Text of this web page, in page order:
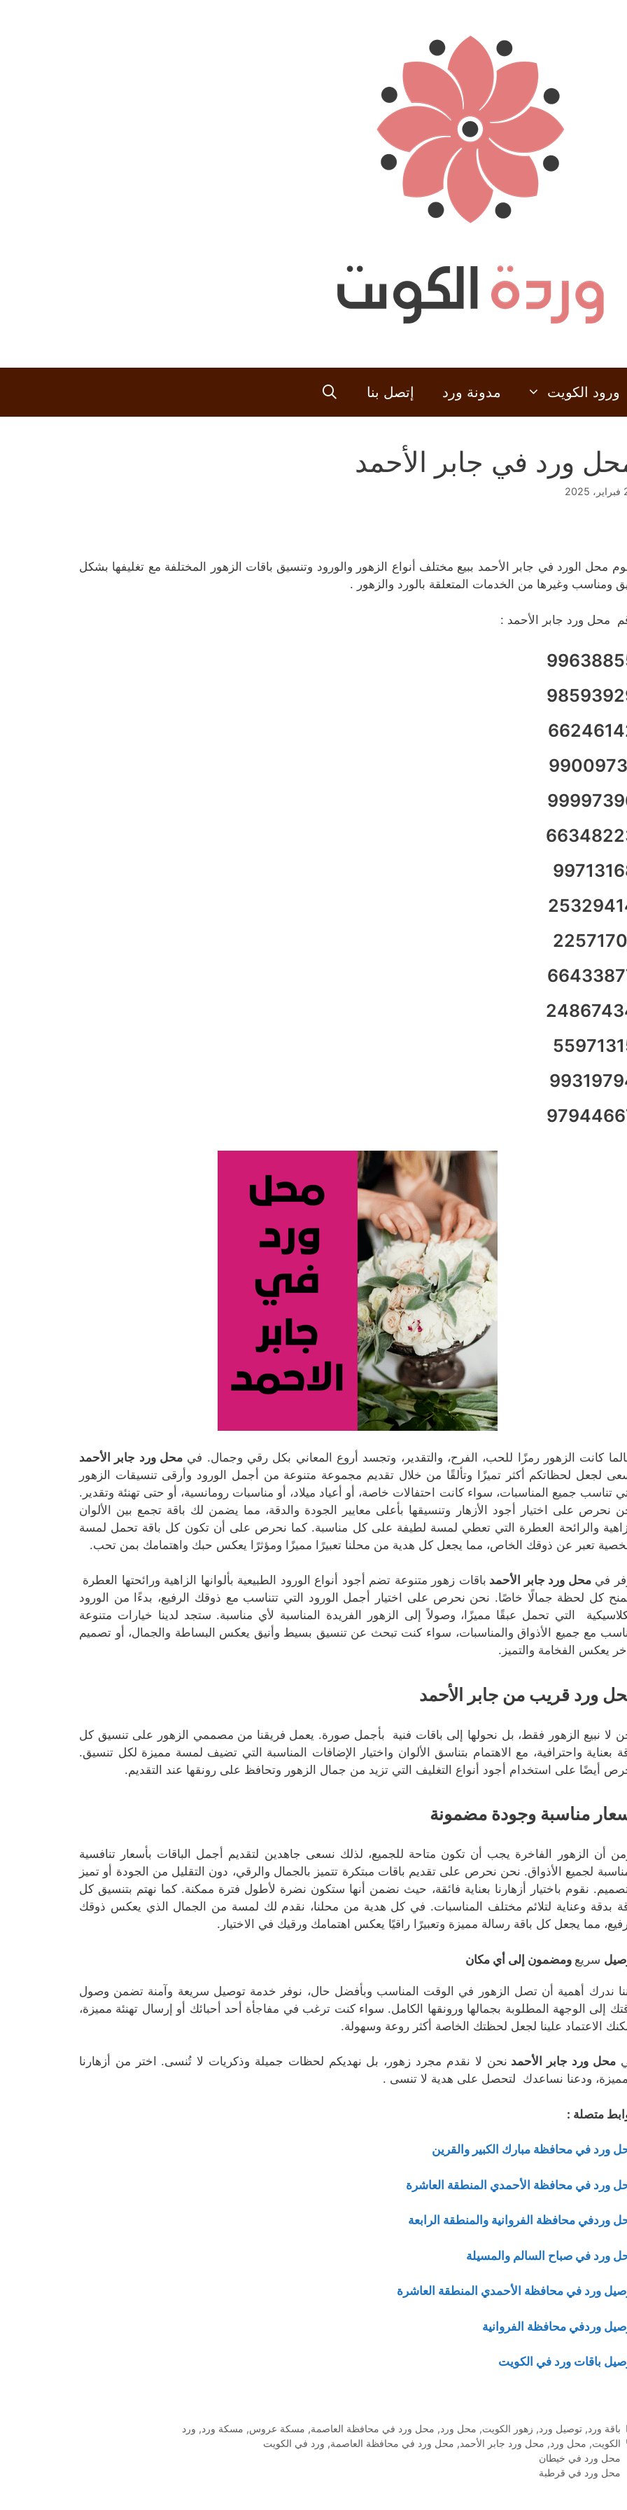
ورود الكويت مدونة ورد إتصل بنا
ورد في جابر الأحمد
محل الورد في جابر الأحمد ببيع مختلف أنواع الزهور والورود وتنسيق باقات الزهور المختلفة مع تغليفها بشكل
ومناسب وغيرها من الخدمات المتعلقة بالورد والزهور .
محل ورد جابر الأحمد :
كانت الزهور رمزًا للحب، الفرح، والتقدير، وتجسد أروع المعاني بكل رقي وجمال. في محل ورد جابر الأحمد
لجعل لحظاتكم أكثر تميزًا وتألقًا من خلال تقديم مجموعة متنوعة من أجمل الورود وأرقى تنسيقات الزهور
تناسب جميع المناسبات، سواء كانت احتفالات خاصة، أو أعياد ميلاد، أو مناسبات رومانسية، أو حتى تهنئة وتقدير.
نحرص على اختيار أجود الأزهار وتنسيقها بأعلى معايير الجودة والدقة، مما يضمن لك باقة تجمع بين الألوان
والرائحة العطرة التي تعطي لمسة لطيفة على كل مناسبة. كما نحرص على أن تكون كل باقة تحمل لمسة
تعبر عن ذوقك الخاص، مما يجعل كل هدية من محلنا تعبيرًا مميزًا ومؤثرًا يعكس حبك واهتمامك بمن تحب.
فيمحل ورد جابر الأحمد باقات زهور متنوعة تضم أجود أنواع الورود الطبيعية بألوانها الزاهية ورائحتها العطرة
كل لحظة جمالًا خاصًا. نحن نحرص على اختيار أجمل الورود التي تتناسب مع ذوقك الرفيع، بدءًا من الورود
التي تحمل عبقًا مميزًا، وصولاً إلى الزهور الفريدة المناسبة لأي مناسبة. ستجد لدينا خيارات متنوعة
مع جميع الأذواق والمناسبات، سواء كنت تبحث عن تنسيق بسيط وأنيق يعكس البساطة والجمال، أو تصميم
يعكس الفخامة والتميز.
ورد قريب من جابر الأحمد
لا نبيع الزهور فقط، بل نحولها إلى باقات فنية بأجمل صورة. يعمل فريقنا من مصممي الزهور على تنسيق كل
بعناية واحترافية، مع الاهتمام بتناسق الألوان واختيار الإضافات المناسبة التي تضيف لمسة مميزة لكل تنسيق.
أيضًا على استخدام أجود أنواع التغليف التي تزيد من جمال الزهور وتحافظ على رونقها عند التقديم.
مناسبة وجودة مضمونة
أن الزهور الفاخرة يجب أن تكون متاحة للجميع، لذلك نسعى جاهدين لتقديم أجمل الباقات بأسعار تنافسية
لجميع الأذواق. نحن نحرص على تقديم باقات مبتكرة تتميز بالجمال والرقي، دون التقليل من الجودة أو تميز
نقوم باختيار أزهارنا بعناية فائقة، حيث نضمن أنها ستكون نضرة لأطول فترة ممكنة. كما نهتم بتنسيق كل
بدقة وعناية لتلائم مختلف المناسبات. في كل هدية من محلنا، نقدم لك لمسة من الجمال الذي يعكس ذوقك
مما يجعل كل باقة رسالة مميزة وتعبيرًا راقيًا يعكس اهتمامك ورقيك في الاختيار.
سريع ومضمون إلى أي مكان
ندرك أهمية أن تصل الزهور في الوقت المناسب وبأفضل حال، نوفر خدمة توصيل سريعة وآمنة تضمن وصول
إلى الوجهة المطلوبة بجمالها ورونقها الكامل. سواء كنت ترغب في مفاجأة أحد أحبائك أو إرسال تهنئة مميزة،
الاعتماد علينا لجعل لحظتك الخاصة أكثر روعة وسهولة.
محل ورد جابر الأحمد نحن لا نقدم مجرد زهور، بل نهديكم لحظات جميلة وذكريات لا تُنسى. اختر من أزهارنا
ودعنا نساعدك لتحصل على هدية لا تنسى .
متصلة :
ورد في محافظة مبارك الكبير والقرين
ورد في محافظة الأحمدي المنطقة العاشرة
وردفي محافظة الفروانية والمنطقة الرابعة
ورد في صباح السالم والمسيلة
ورد في محافظة الأحمدي المنطقة العاشرة
وردفي محافظة الفروانية
باقات ورد في الكويت
التصنيفات
باقة ورد, توصيل ورد, زهور الكويت, محل ورد, محل ورد في محافظة العاصمة, مسكة عروس, مسكة ورد, ورد
الوسوم
الكويت, محل ورد, محل ورد جابر الأحمد, محل ورد في محافظة العاصمة, ورد في الكويت
محل ورد في خيطان
محل ورد في قرطبة